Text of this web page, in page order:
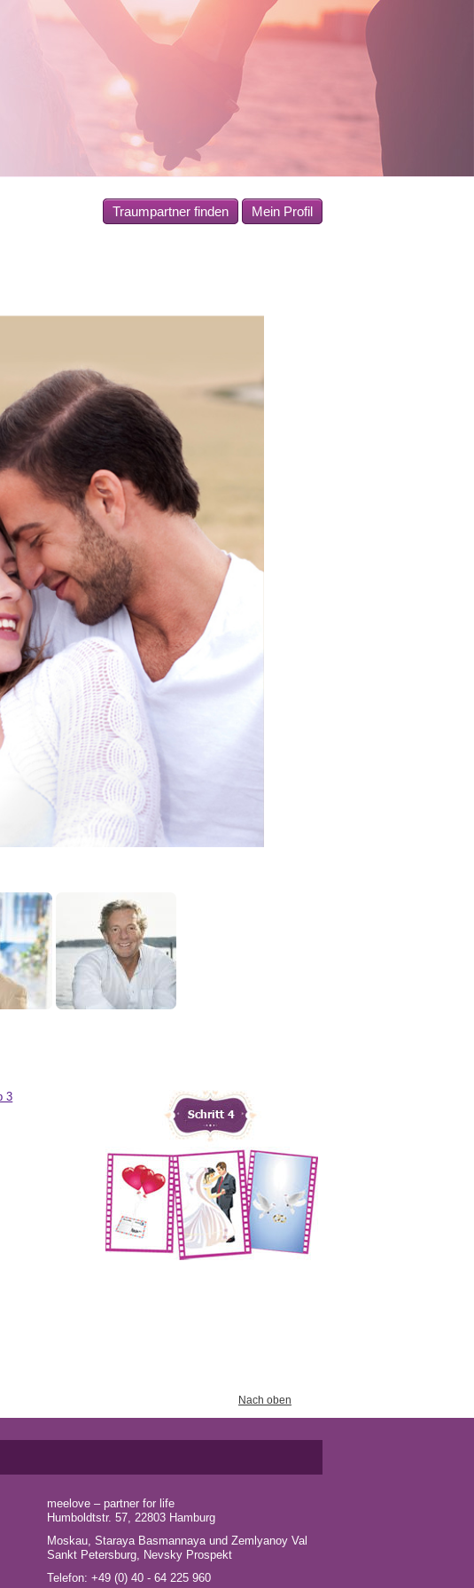
Traumpartner finden Mein Profil
Nach oben
meelove – partner for life
Humboldtstr. 57, 22803 Hamburg
Moskau, Staraya Basmannaya und Zemlyanoy Val
Sankt Petersburg, Nevsky Prospekt
Telefon: +49 (0) 40 - 64 225 960